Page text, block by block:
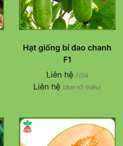
Hạt giống bí đao chanh
F1
Liên hệ / Giá
Liên hệ (đơn tối thiểu)